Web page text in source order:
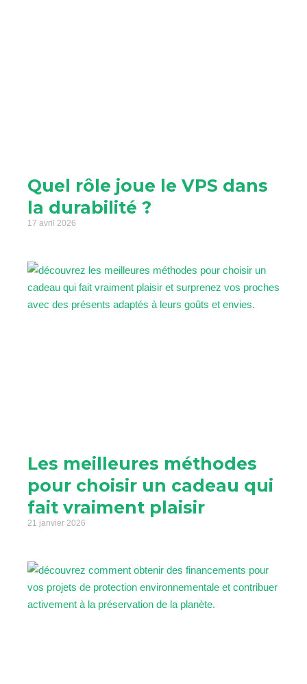
Quel rôle joue le VPS dans
la durabilité ?
17 avril 2026
Les meilleures méthodes
pour choisir un cadeau qui
fait vraiment plaisir
21 janvier 2026